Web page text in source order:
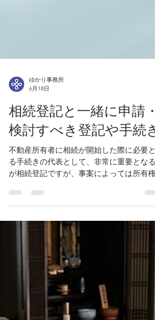
ゆかり事務所
6月18日
相続登記と一緒に申請・
検討すべき登記や手続き
不動産所有者に相続が開始した際に必要と
が相続登記ですが、事案によっては所有権
転に加えて別の登記を申請する必要がある
合があります。 今回は、相続登記の手続と
一緒に、別の手続きや登記申請が必要にな
場合について、具体例を挙げて解説してい
たいと思います。 相続登記の手続きとは？
相続登記とは、亡くなった方の不動産の名
を相続人に変更する手続きのことです。こ
をしないと、死者名義の状態のままの不動
となるため、適切な不動産の利活用や売却
の処分をすることができません。 相続登記